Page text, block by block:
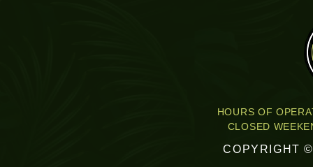
HOURS OF
CLOSED
COPYRIGHT